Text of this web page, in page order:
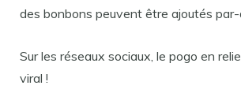
des bonbons peuvent être ajoutés par-
Sur les réseaux sociaux, le pogo en
viral !